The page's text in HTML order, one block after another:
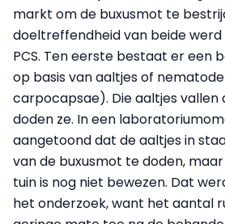
markt om de buxusmot te
doeltreffendheid van beide
PCS. Ten eerste bestaat er een
op basis van aaltjes of
carpocapsae). Die aaltjes vallen
doden ze. In een
aangetoond dat de aaltjes in
van de buxusmot te doden,
tuin is nog niet bewezen. Dat
het onderzoek, want het aantal